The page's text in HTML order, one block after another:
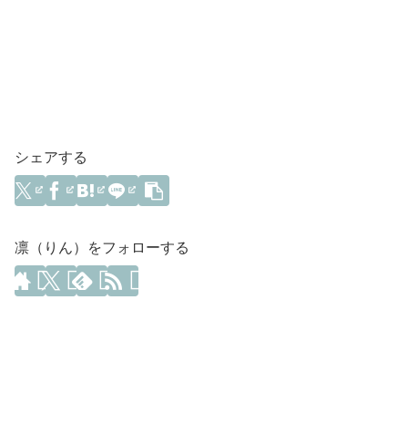
シェアする
凛（りん）をフォローする